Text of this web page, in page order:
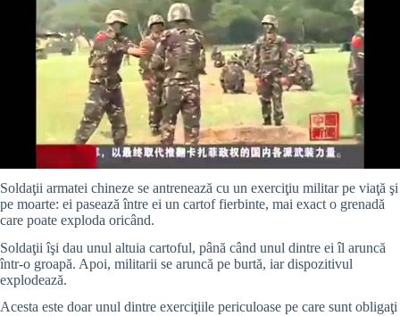
Soldaţii armatei chineze se antrenează cu un exerciţiu militar pe viaţă şi
pe moarte: ei pasează între ei un cartof fierbinte, mai exact o grenadă
care poate exploda oricând.
Soldaţii îşi dau unul altuia cartoful, până când unul dintre ei îl aruncă
într-o groapă. Apoi, militarii se aruncă pe burtă, iar dispozitivul
explodează.
Acesta este doar unul dintre exerciţiile periculoase pe care sunt obligaţi